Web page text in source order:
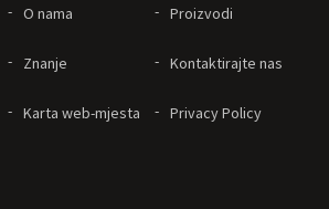
O nama Proizvodi
Znanje Kontaktirajte nas
Karta web-mjesta Privacy Policy